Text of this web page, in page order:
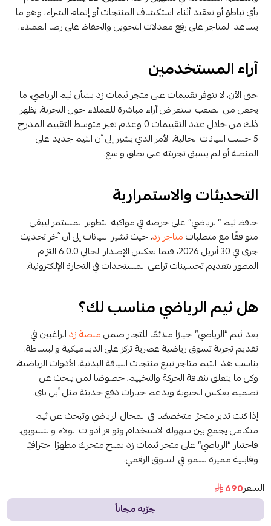
السعر690
جرّبه مجاناً
بأي تباطؤ أو تعقيد أثناء استكشاف المنتجات أو إتمام الشراء، وهو ما
يساعد المتاجر على رفع معدلات التحويل والحفاظ على رضا العملاء.
آراء المستخدمين
حتى الآن، لا تتوفر تقييمات على متجر ثيمات زد بشأن ثيم الرياضي، ما
يجعل من الصعب استعراض آراء مباشرة للعملاء حول التجربة. يظهر
ذلك من خلال عدد التقييمات 0 وعدم تغير متوسط التقييم المدرج
5 حسب البيانات الحالية، الأمر الذي يشير إلى أن الثيم جديد على
المنصة أو لم يسبق تجربته على نطاق واسع.
التحديثات والاستمرارية
حافظ ثيم “الرياضي” على حرصه في مواكبة التطوير المستمر ليبقى
متوافقًا مع متطلباتمتاجر زد، حيث تشير البيانات إلى أن آخر تحديث
جرى في 30 أبريل 2026، فيما يعكس الإصدار الحالي 6.0.0 التزام
المطور بتقديم تحسينات تراعي المستجدات في التجارة الإلكترونية.
هل ثيم الرياضي مناسب لك؟
يعد ثيم “الرياضي” خيارًا ملائمًا للتجار ضمنمنصة زدالراغبين في
تقديم تجربة تسوق رياضية عصرية تركز على الديناميكية والبساطة.
يناسب هذا الثيم متاجر تبيع منتجات اللياقة البدنية، الأدوات الرياضية،
وكل ما يتعلق بثقافة الحركة والتخييم، خصوصًا لمن يبحث عن
تصميم يعكس الحيوية ويدعم خيارات دفع حديثة مثل أبل باي.
إذا كنت تدير متجرًا متخصصًا في المجال الرياضي وتبحث عن ثيم
متكامل يجمع بين سهولة الاستخدام وتوافر أدوات الولاء والتسويق،
فاختيار “الرياضي” على متجر ثيمات زد يمنح متجرك مظهرًا احترافيًا
وقابلية مميزة للنمو في السوق الرقمي.